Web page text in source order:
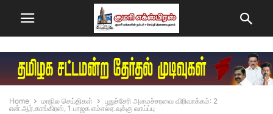
Home மாநில செய்திகள்
புதுச்சேரி அமைச்சரவை விரிவாக்கம்: 2
என்.ஆர்.காங்கிரஸ், 1 பாஜக எம்எல்ஏ.வுக்கு வாய்ப்பு